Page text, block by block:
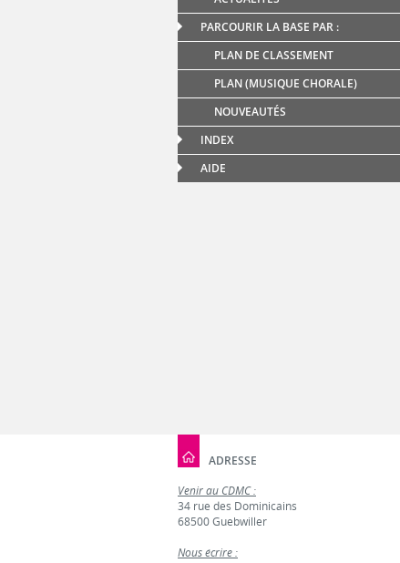
PARCOURIR LA BASE PAR :
PLAN DE CLASSEMENT
PLAN (MUSIQUE CHORALE)
NOUVEAUTÉS
INDEX
AIDE
ADRESSE
Venir au CDMC :
34 rue des Dominicains
68500 Guebwiller
Nous écrire :